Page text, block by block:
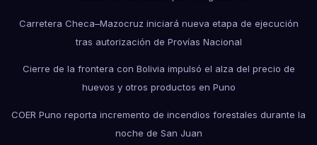
Carretera Checa–Mazocruz iniciará nueva etapa de ejecución
tras autorización de Provías Nacional
Cierre de la frontera con Bolivia impulsó el alza del precio de
huevos y otros productos en Puno
COER Puno reporta incremento de incendios forestales durante la
noche de San Juan